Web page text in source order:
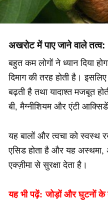
अखरोट में पाए जाने वाले तत्व:
बहुत कम लोगों ने ध्यान दिया
दिमाग की तरह होती है।
बढ़ती है तथा यादाश्त मजबूत
बी, मैग्नीशियम और एंटी
यह बालों और त्वचा को स्वस्थ
एसिड होता है और यह अस्थमा,
एक्ज़ीमा से सुरक्षा देता है।
यह भी पढ़ें:जोड़ों और घुटनों